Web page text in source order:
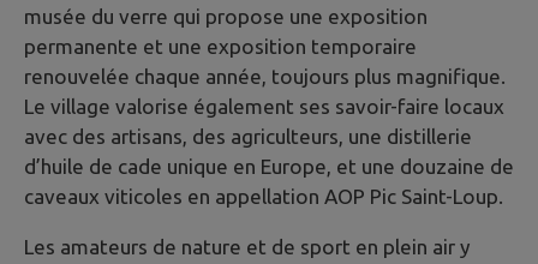
musée du verre qui propose une exposition
permanente et une exposition temporaire
renouvelée chaque année, toujours plus magnifique.
Le village valorise également ses savoir-faire locaux
avec des artisans, des agriculteurs, une distillerie
d’huile de cade unique en Europe, et une douzaine de
caveaux viticoles en appellation AOP Pic Saint-Loup.
Les amateurs de nature et de sport en plein air y